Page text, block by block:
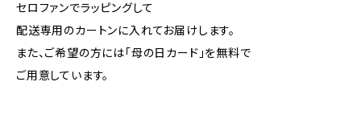
セロファンでラッピングして
配送専用のカートンに入れてお届けします。
また、ご希望の方には「母の日カード」を無料で
ご用意しています。